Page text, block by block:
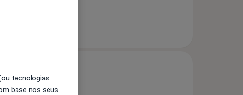
tecnologias
base nos seus